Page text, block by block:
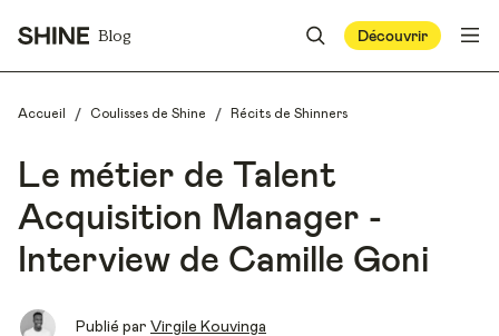
Blog Découvrir
Accueil / Coulisses de Shine / Récits de Shinners
Le métier de Talent
Acquisition Manager -
Interview de Camille Goni
Publié par Virgile Kouvinga